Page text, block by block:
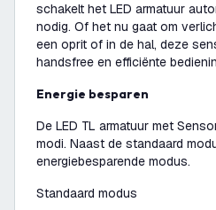
schakelt het LED armatuur
nodig. Of het nu gaat om
een oprit of in de hal, deze
handsfree en efficiënte
Energie besparen
De LED TL armatuur met
modi. Naast de standaard
energiebesparende modus.
Standaard modus